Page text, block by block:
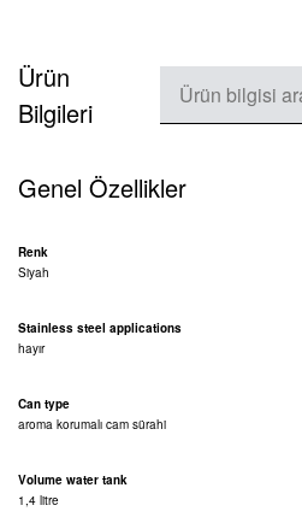
Ürün
Bilgileri
Genel Özellikler
Renk
Siyah
Stainless steel applications
hayır
Can type
aroma korumalı cam sürahi
Volume water tank
1,4 litre